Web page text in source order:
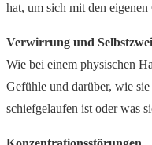
hat, um sich mit den
Verwirrung und
Wie bei einem physischen
Gefühle und darüber, wie
schiefgelaufen ist oder was